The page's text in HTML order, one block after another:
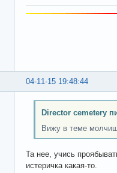
04-11-15 19:48:44
Director cemetery
Вижу в теме
Та нее, учись
истеричка какая-то.